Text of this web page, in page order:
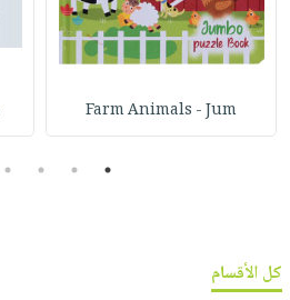
Farm Animals - Jum
1
2
3
4
كل الأقسام